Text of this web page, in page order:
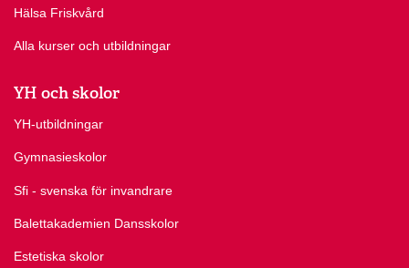
Hälsa Friskvård
Alla kurser och utbildningar
YH och skolor
YH-utbildningar
Gymnasieskolor
Sfi - svenska för invandrare
Balettakademien Dansskolor
Estetiska skolor